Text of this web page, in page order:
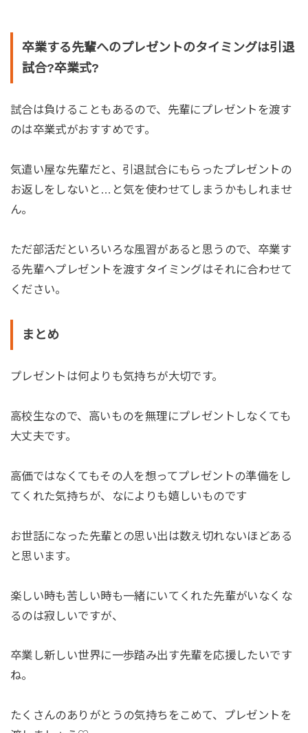
卒業する先輩へのプレゼントのタイミングは引退
試合?卒業式?
試合は負けることもあるので、先輩にプレゼントを渡す
のは卒業式がおすすめです。
気遣い屋な先輩だと、引退試合にもらったプレゼントの
お返しをしないと…と気を使わせてしまうかもしれませ
ん。
ただ部活だといろいろな風習があると思うので、卒業す
る先輩へプレゼントを渡すタイミングはそれに合わせて
ください。
まとめ
プレゼントは何よりも気持ちが大切です。
高校生なので、高いものを無理にプレゼントしなくても
大丈夫です。
高価ではなくてもその人を想ってプレゼントの準備をし
てくれた気持ちが、なによりも嬉しいものです
お世話になった先輩との思い出は数え切れないほどある
と思います。
楽しい時も苦しい時も一緒にいてくれた先輩がいなくな
るのは寂しいですが、
卒業し新しい世界に一歩踏み出す先輩を応援したいです
ね。
たくさんのありがとうの気持ちをこめて、プレゼントを